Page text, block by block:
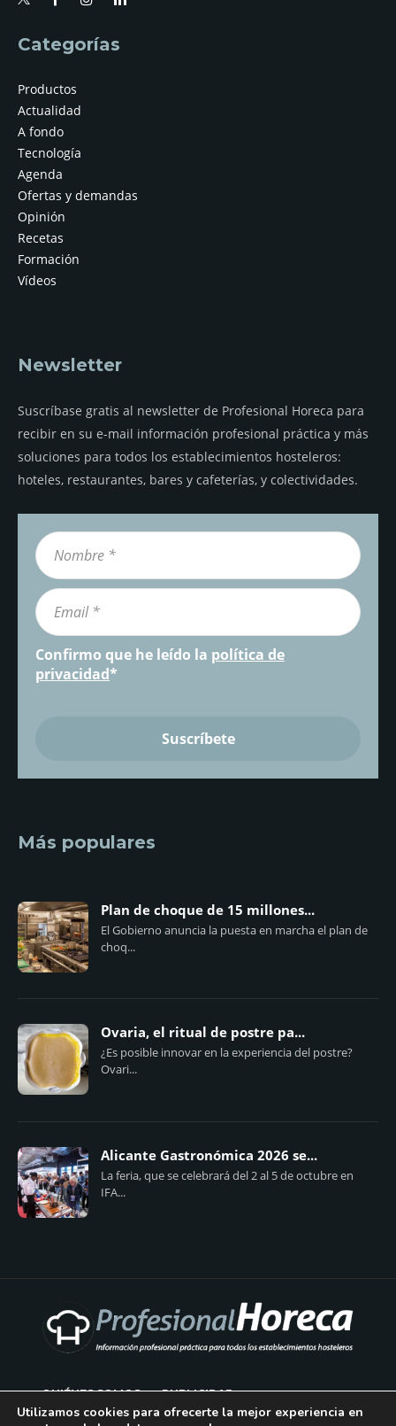
Categorías
Productos
Actualidad
A fondo
Tecnología
Agenda
Ofertas y demandas
Opinión
Recetas
Formación
Vídeos
Newsletter
Suscríbase gratis al newsletter de Profesional Horeca para
recibir en su e-mail información profesional práctica y más
soluciones para todos los establecimientos hosteleros:
hoteles, restaurantes, bares y cafeterías, y colectividades.
Confirmo que he leído la política de
privacidad*
Más populares
Plan de choque de 15 millones...
El Gobierno anuncia la puesta en marcha el plan de
choq...
Ovaria, el ritual de postre pa...
¿Es posible innovar en la experiencia del postre?
Ovari...
Alicante Gastronómica 2026 se...
La feria, que se celebrará del 2 al 5 de octubre en
IFA...
QUIÉNES SOMOS PUBLICIDAD
Utilizamos cookies para ofrecerte la mejor experiencia en